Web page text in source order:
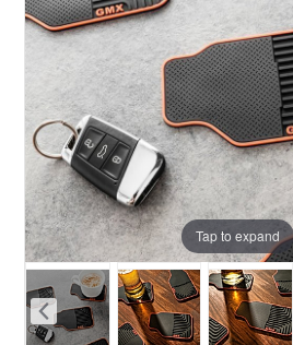
Tap to expand